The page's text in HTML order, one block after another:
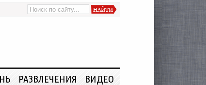
РАЗВЛЕЧЕНИЯ ВИДЕО